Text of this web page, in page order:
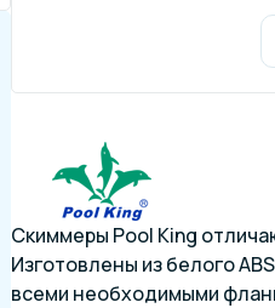
Скиммеры Pool King
Изготовлены из белого
всеми необходимыми